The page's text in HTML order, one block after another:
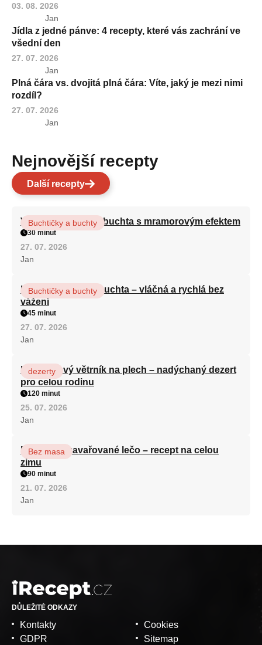
03. 08. 2026
Jan
Jídla z jedné pánve: 4 recepty, které vás zachrání ve
všední den
27. 07. 2026
Jan
Plná čára vs. dvojitá plná čára: Víte, jaký je mezi nimi
rozdíl?
27. 07. 2026
Jan
Nejnovější recepty
Další recepty
Vláčná olejová litá buchta s mramorovým efektem
Buchtičky a buchty
30 minut
27. 07. 2026
Jan
Hrnková maková buchta – vláčná a rychlá bez
vážení
Buchtičky a buchty
45 minut
27. 07. 2026
Jan
Karamelový větrník na plech – nadýchaný dezert
pro celou rodinu
dezerty
120 minut
25. 07. 2026
Jan
Babiččino zavařované lečo – recept na celou
zimu
Bez masa
90 minut
21. 07. 2026
Jan
DŮLEŽITÉ ODKAZY
Kontakty
GDPR
Cookies
Sitemap